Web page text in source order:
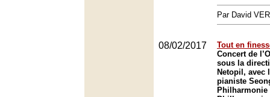
Par David
08/02/2017
Tout en
Concert de
sous la
Netopil, avec
pianiste
Philharmonie